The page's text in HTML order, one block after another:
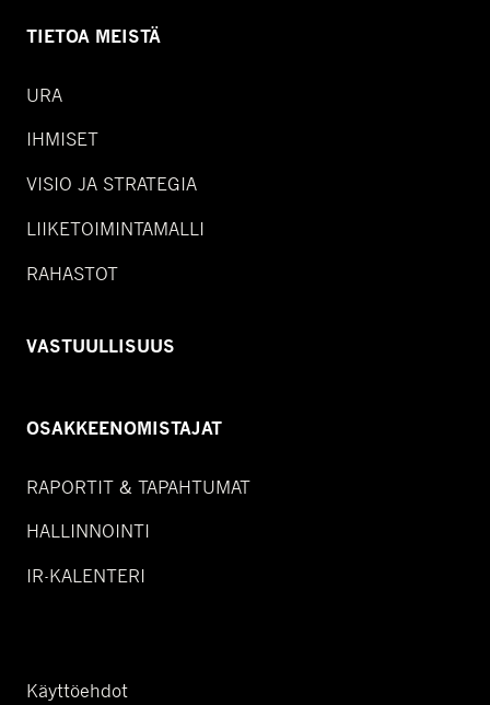
TIETOA MEISTÄ
URA
IHMISET
VISIO JA STRATEGIA
LIIKETOIMINTAMALLI
RAHASTOT
VASTUULLISUUS
OSAKKEENOMISTAJAT
RAPORTIT & TAPAHTUMAT
HALLINNOINTI
IR-KALENTERI
Käyttöehdot